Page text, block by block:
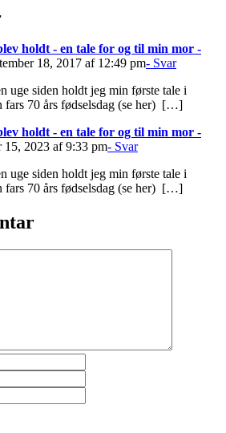
holdt - en tale for og til min mor -
18, 2017 af 12:49 pm- Svar
siden holdt jeg min første tale i
fars 70 års fødselsdag (se her) […]
holdt - en tale for og til min mor -
15, 2023 af 9:33 pm- Svar
siden holdt jeg min første tale i
fars 70 års fødselsdag (se her) […]